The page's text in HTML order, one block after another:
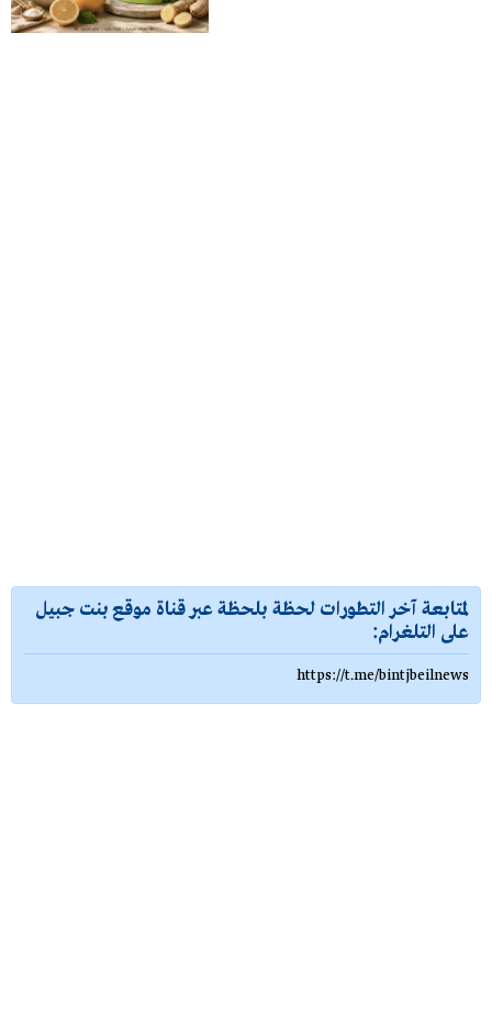
لمتابعة آخر التطورات لحظة بلحظة عبر قناة موقع بنت جبيل
على التلغرام:
https://t.me/bintjbeilnews